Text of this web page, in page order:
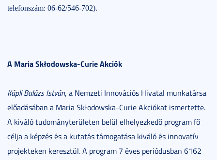
telefonszám: 06-62/546-702).
A Maria Skłodowska-Curie Akciók
Kápli Balázs István, a Nemzeti Innovációs Hivatal munkatársa
előadásában a Maria Skłodowska-Curie Akciókat ismertette.
A kiváló tudományterületen belül elhelyezkedő program fő
célja a képzés és a kutatás támogatása kiváló és innovatív
projekteken keresztül. A program 7 éves periódusban 6162